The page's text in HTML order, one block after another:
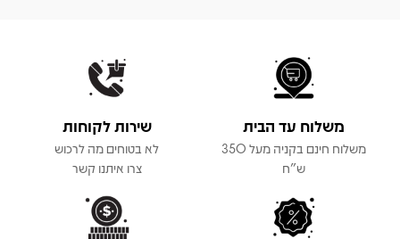
משלוח עד הבית
משלוח חינם בקניה מעל 350
ש"ח
שירות לקוחות
לא בטוחים מה לרכוש
צרו איתנו קשר